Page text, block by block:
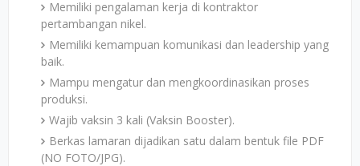
Memiliki pengalaman kerja di kontraktor
pertambangan nikel.
Memiliki kemampuan komunikasi dan leadership yang
baik.
Mampu mengatur dan mengkoordinasikan proses
produksi.
Wajib vaksin 3 kali (Vaksin Booster).
Berkas lamaran dijadikan satu dalam bentuk file PDF
(NO FOTO/JPG).